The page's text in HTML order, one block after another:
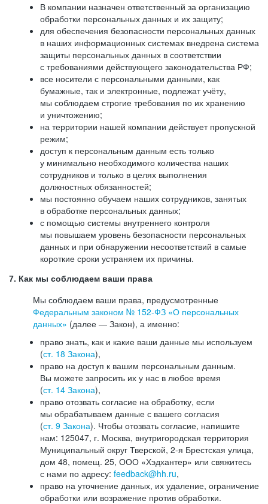
В компании назначен ответственный за организацию
обработки персональных данных и их защиту;
для обеспечения безопасности персональных данных
в наших информационных системах внедрена система
защиты персональных данных в соответствии
с требованиями действующего законодательства РФ;
все носители с персональными данными, как
бумажные, так и электронные, подлежат учёту,
мы соблюдаем строгие требования по их хранению
и уничтожению;
на территории нашей компании действует пропускной
режим;
доступ к персональным данным есть только
у минимально необходимого количества наших
сотрудников и только в целях выполнения
должностных обязанностей;
мы постоянно обучаем наших сотрудников, занятых
в обработке персональных данных;
с помощью системы внутреннего контроля
мы повышаем уровень безопасности персональных
данных и при обнаружении несоответствий в самые
короткие сроки устраняем их причины.
7. Как мы соблюдаем ваши права
Мы соблюдаем ваши права, предусмотренные
Федеральным законом № 152-ФЗ «О персональных
данных» (далее — Закон), а именно:
право знать, как и какие ваши данные мы используем
(ст. 18 Закона),
право на доступ к вашим персональным данным.
Вы можете запросить их у нас в любое время
(ст. 14 Закона),
право отозвать согласие на обработку, если
мы обрабатываем данные с вашего согласия
(ст. 9 Закона). Чтобы отозвать согласие, напишите
нам: 125047, г. Москва, внутригородская территория
Муниципальный округ Тверской, 2-я Брестская улица,
дом 48, помещ. 25, ООО «Хэдхантер» или свяжитесь
с нами по адресу: feedback@hh.ru,
право на уточнение данных, их удаление, ограничение
обработки или возражение против обработки.